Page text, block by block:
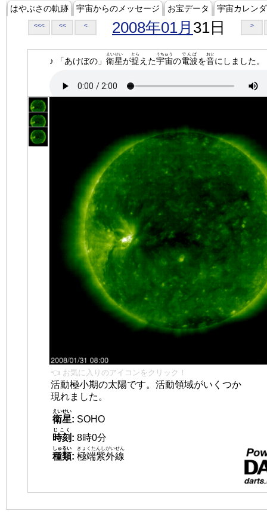
はやぶさの軌跡 宇宙からのメッセージ お宝データ 宇宙カレン
<<< << < 2008年01月 31日 >
♪ 「あけぼの」 衛星
えいせい
が捉
とら
えた宇宙
うちゅう
の電波
でんぱ
を音
おと
にしました。
👈 お気に入りのアイコンをクリック！
活動極小期の太陽です。活動領域がいくつか
現れました。
衛星
えいせい
: SOHO
時刻
じこく
: 8時0分
種類
しゅるい
: 極端紫外線
きょくたんしがいせん